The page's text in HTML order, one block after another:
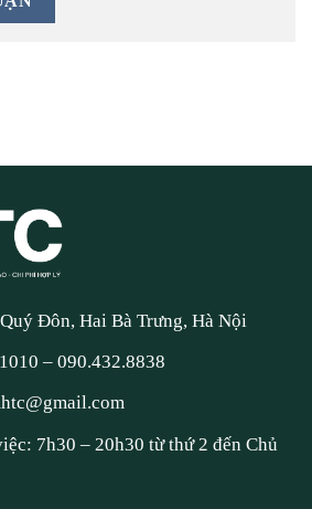
Đôn, Hai Bà Trưng, Hà Nội
–090.432.8838
7h30 – 20h30 từ thứ 2 đến Chủ